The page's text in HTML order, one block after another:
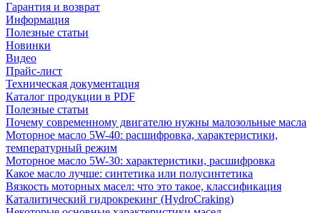
Гарантия и возврат
Информация
Полезные статьи
Новинки
Видео
Прайс-лист
Техническая документация
Каталог продукции в PDF
Полезные статьи
Почему современному двигателю нужны малозольные масла
Моторное масло 5W-40: расшифровка, характеристики,
температурный режим
Моторное масло 5W-30: характеристики, расшифровка
Какое масло лучше: синтетика или полусинтетика
Вязкость моторных масел: что это такое, классификация
Каталитический гидрокрекинг (НydroСraking)